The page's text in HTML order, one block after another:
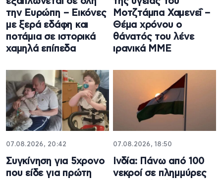
την Ευρώπη – Εικόνες
με ξερά εδάφη και
ποτάμια σε ιστορικά
χαμηλά επίπεδα
Μοτζτάμπα Χαμενεΐ –
Θέμα χρόνου ο
θάνατός του λένε
ιρανικά ΜΜΕ
07.08.2026, 20:42
Συγκίνηση για 5χρονο
που είδε για πρώτη
07.08.2026, 18:50
Ινδία: Πάνω από 100
νεκροί σε πλημμύρες